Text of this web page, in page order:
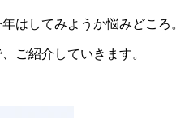
はしてみようか悩みどころ
ご紹介していきます。